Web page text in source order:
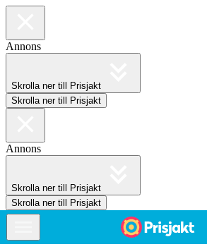
Annons
Skrolla ner till Prisjakt
Skrolla ner till Prisjakt
Annons
Skrolla ner till Prisjakt
Skrolla ner till Prisjakt